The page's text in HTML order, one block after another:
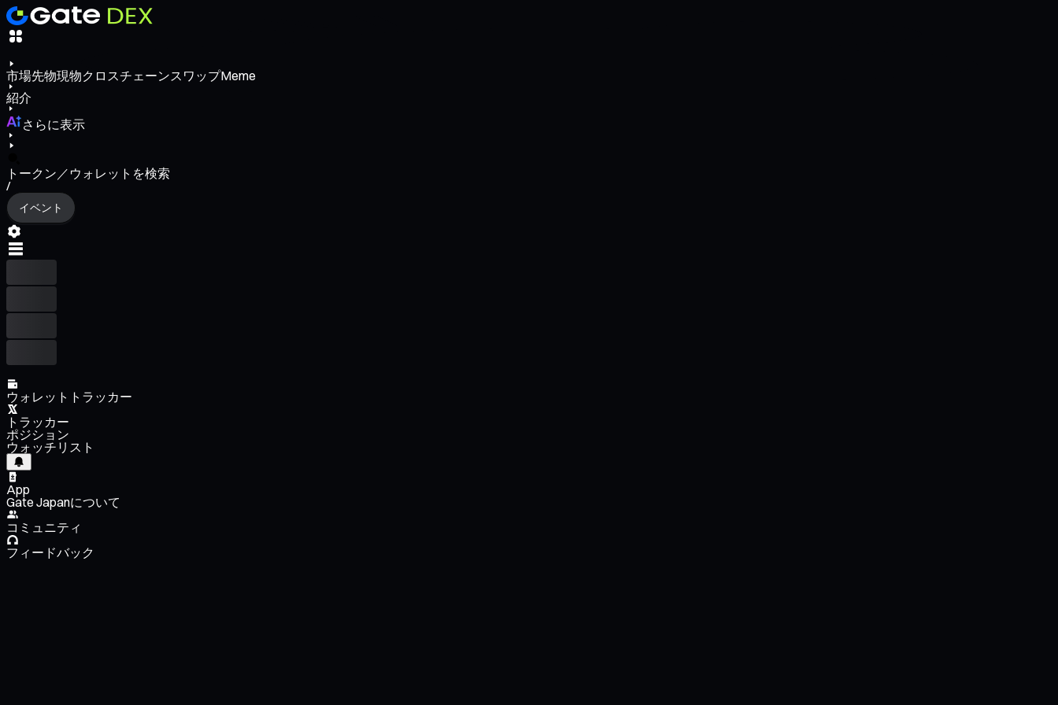
市場先物現物クロスチェーンスワップMeme
紹介
さらに表示
トークン／ウォレットを検索
/
イベント
ウォレットトラッカー
トラッカー
ポジション
ウォッチリスト
App
Gate Japanについて
コミュニティ
フィードバック